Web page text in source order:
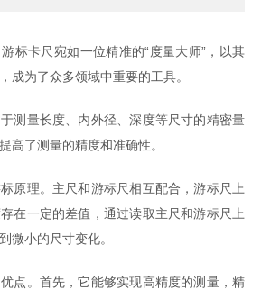
卡尺宛如一位精准的“度量大师”，以其
成为了众多领域中重要的工具。
测量长度、内外径、深度等尺寸的精密量
高了测量的精度和准确性。
理。主尺和游标尺相互配合，游标尺上
在一定的差值，通过读取主尺和游标尺上
微小的尺寸变化。
。首先，它能够实现高精度的测量，精